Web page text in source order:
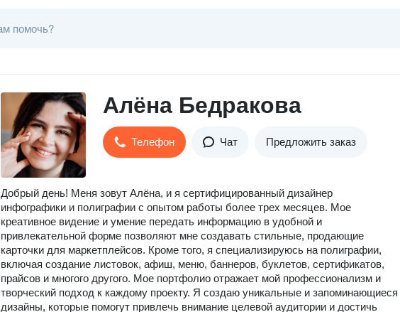
Алёна Бедракова
Телефон Чат Предложить заказ
Добрый день! Меня зовут Алёна, и я сертифицированный дизайнер
инфографики и полиграфии с опытом работы более трех месяцев. Мое
креативное видение и умение передать информацию в удобной и
привлекательной форме позволяют мне создавать стильные, продающие
карточки для маркетплейсов. Кроме того, я специализируюсь на полиграфии,
включая создание листовок, афиш, меню, баннеров, буклетов, сертификатов,
прайсов и многого другого. Мое портфолио отражает мой профессионализм и
творческий подход к каждому проекту. Я создаю уникальные и запоминающиеся
дизайны, которые помогут привлечь внимание целевой аудитории и достичь